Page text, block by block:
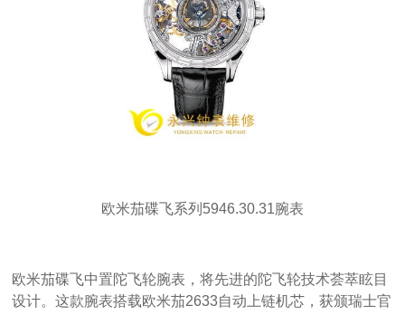
欧米茄碟飞系列5946.30.31腕表
欧米茄碟飞中置陀飞轮腕表，将先进的陀飞轮技术荟萃眩目
设计。这款腕表搭载欧米茄2633自动上链机芯，获颁瑞士官